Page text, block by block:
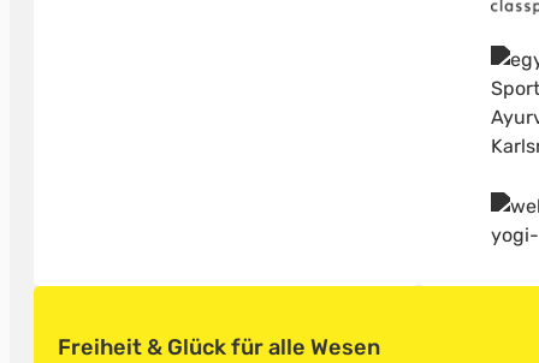
Freiheit & Glück für alle Wesen